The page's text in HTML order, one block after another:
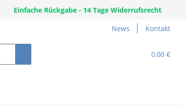
Einfache Rückgabe - 14 Tage Widerrufsrecht
News Kontakt
0,00 €